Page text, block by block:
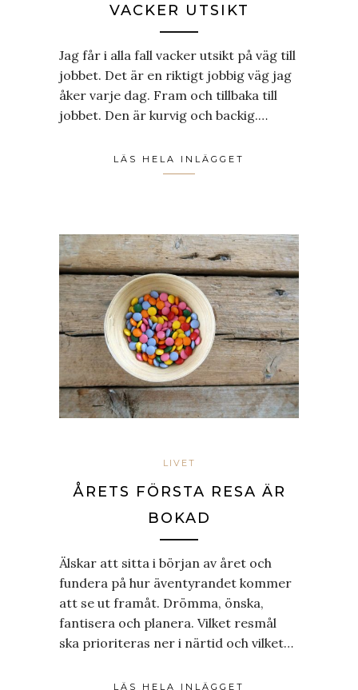
VACKER UTSIKT
Jag får i alla fall vacker utsikt på väg till
jobbet. Det är en riktigt jobbig väg jag
åker varje dag. Fram och tillbaka till
jobbet. Den är kurvig och backig.…
LÄS HELA INLÄGGET
LIVET
ÅRETS FÖRSTA RESA ÄR
BOKAD
Älskar att sitta i början av året och
fundera på hur äventyrandet kommer
att se ut framåt. Drömma, önska,
fantisera och planera. Vilket resmål
ska prioriteras ner i närtid och vilket…
LÄS HELA INLÄGGET